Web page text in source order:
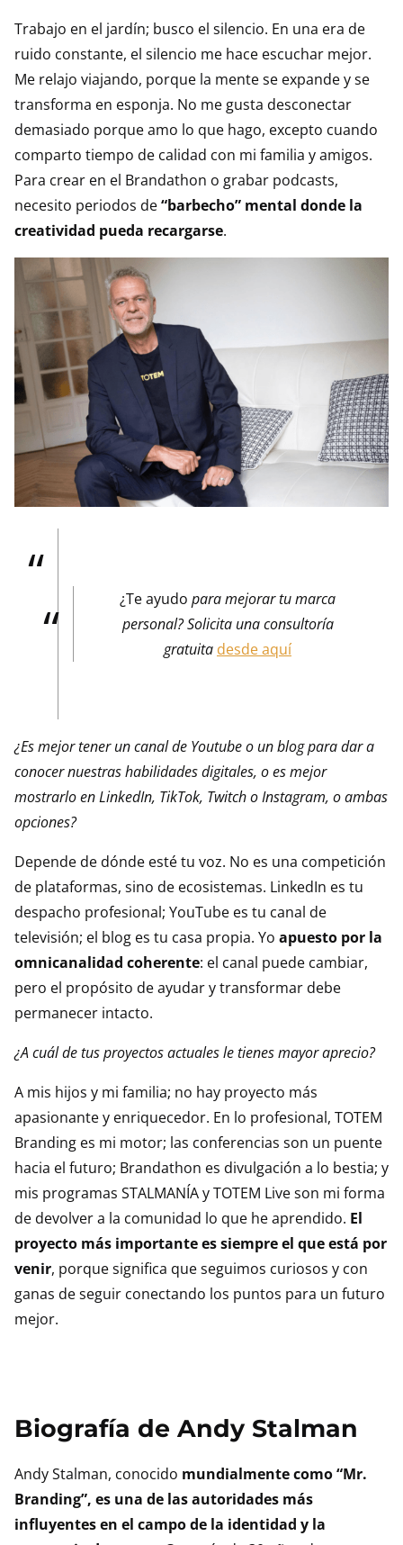
Trabajo en el jardín; busco el silencio. En una era de
ruido constante, el silencio me hace escuchar mejor.
Me relajo viajando, porque la mente se expande y se
transforma en esponja. No me gusta desconectar
demasiado porque amo lo que hago, excepto cuando
comparto tiempo de calidad con mi familia y amigos.
Para crear en el Brandathon o grabar podcasts,
necesito periodos de“barbecho” mental donde la
creatividad pueda recargarse.
¿Te ayudo para mejorar tu marca
personal? Solicita una consultoría
gratuita desde aquí
¿Es mejor tener un canal de Youtube o un blog para dar a
conocer nuestras habilidades digitales, o es mejor
mostrarlo en LinkedIn, TikTok, Twitch o Instagram, o ambas
opciones?
Depende de dónde esté tu voz. No es una competición
de plataformas, sino de ecosistemas. LinkedIn es tu
despacho profesional; YouTube es tu canal de
televisión; el blog es tu casa propia. Yo apuesto por la
omnicanalidad coherente: el canal puede cambiar,
pero el propósito de ayudar y transformar debe
permanecer intacto.
¿A cuál de tus proyectos actuales le tienes mayor aprecio?
A mis hijos y mi familia; no hay proyecto más
apasionante y enriquecedor. En lo profesional, TOTEM
Branding es mi motor; las conferencias son un puente
hacia el futuro; Brandathon es divulgación a lo bestia; y
mis programas STALMANÍA y TOTEM Live son mi forma
de devolver a la comunidad lo que he aprendido. El
proyecto más importante es siempre el que está por
venir, porque significa que seguimos curiosos y con
ganas de seguir conectando los puntos para un futuro
mejor.
Biografía de Andy Stalman
Andy Stalman, conocido mundialmente como “Mr.
Branding”, es una de las autoridades más
influyentes en el campo de la identidad y la